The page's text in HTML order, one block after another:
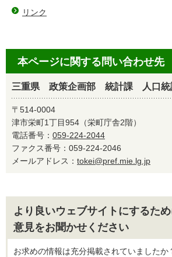
リンク
本ページに関する問い合わせ先
三重県 政策企画部 統計課 人口統
〒514-0004
津市栄町1丁目954（栄町庁舎2階）
電話番号： 059-224-2044
ファクス番号：059-224-2046
メールアドレス： tokei@pref.mie.lg.jp
より良いウェブサイトにするた
意見をお聞かせください
お求めの情報は充分掲載されていましたか